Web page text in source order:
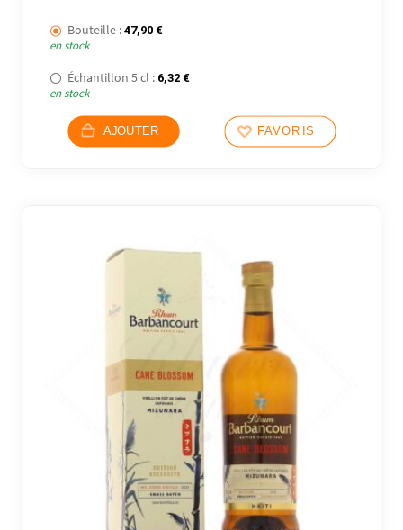
Bouteille : 47,90 €
en stock
Échantillon 5 cl : 6,32 €
en stock
AJOUTER FAVORIS